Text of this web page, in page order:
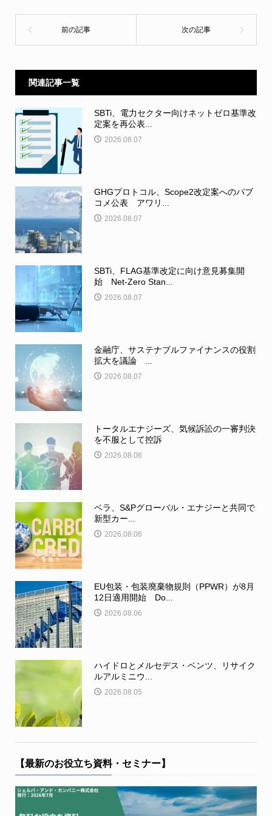
関連記事一覧
SBTi、電力セクター向けネットゼロ基準改
定案を再公表...
2026.08.07
GHGプロトコル、Scope2改定案へのパブ
コメ公表 アワリ...
2026.08.07
SBTi、FLAG基準改定に向け意見募集開
始 Net-Zero Stan...
2026.08.07
金融庁、サステナブルファイナンスの役割
拡大を議論 ...
2026.08.07
トータルエナジーズ、気候訴訟の一審判決
を不服として控訴
2026.08.06
ベラ、S&Pグローバル・エナジーと共同で
新型カー...
2026.08.06
EU包装・包装廃棄物規則（PPWR）が8月
12日適用開始 Do...
2026.08.06
ハイドロとメルセデス・ベンツ、リサイク
ルアルミニウ...
2026.08.05
【最新のお役立ち資料・セミナー】